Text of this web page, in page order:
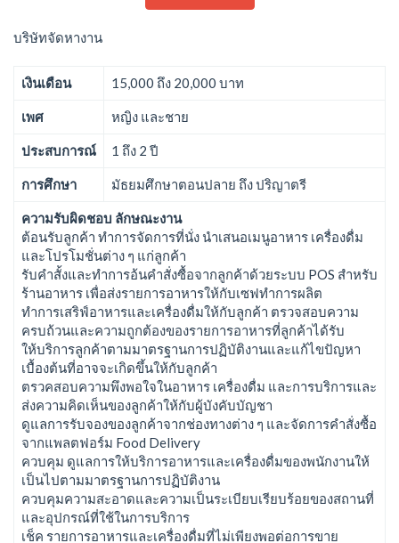
บริษัทจัดหางาน
เงินเดือน 15,000 ถึง 20,000 บาท
เพศ หญิง และชาย
ประสบการณ์ 1 ถึง 2 ปี
การศึกษา มัธยมศึกษาตอนปลาย ถึง ปริญาตรี
ความรับผิดชอบ ลักษณะงาน
ต้อนรับลูกค้า ทำการจัดการที่นั่ง นำเสนอเมนูอาหาร เครื่องดื่ม
และโปรโมชั่นต่าง ๆ แก่ลูกค้า
รับคำสั้งและทำการอ้นคำสั่งซื้อจากลูกค้าด้วยระบบ POS สำหรับ
ร้านอาหาร เพื่อส่งรายการอาหารให้กับเซฟทำการผลิต
ทำการเสริฟ์อาหารและเครื่องดื่มให้กับลูกค้า ตรวจสอบความ
ครบถ้วนและความถูกต้องของรายการอาหารที่ลูกค้าได้รับ
ให้บริการลูกค้าตามมาตรฐานการปฏิบัติงานและแก้ไขปัญหา
เบื้องต้นที่อาจจะเกิดขึ้นให้กับลูกค้า
ตรวคสอบความพึงพอใจในอาหาร เครื่องดื่ม และการบริการและ
ส่งความคิดเห็นของลูกค้าให้กับผู้บังคับบัญชา
ดูแลการรับจองของลูกค้าจากช่องทางต่าง ๆ และจัดการคำสั่งซื้อ
จากแพลตฟอร์ม Food Delivery
ควบคุม ดูแลการให้บริการอาหารและเครื่องดื่มของพนักงานให้
เป็นไปตามมาตรฐานการปฏิบัติงาน
ควบคุมความสะอาดและความเป็นระเบียบเรียบร้อยของสถานที่
และอุปกรณ์ที่ใช้ในการบริการ
เช็ค รายการอาหารและเครื่องดื่มที่ไม่เพียงพอต่อการขาย